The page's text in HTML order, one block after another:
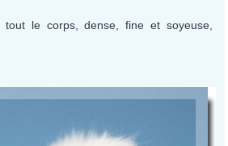
le corps, dense, fine et soyeuse,